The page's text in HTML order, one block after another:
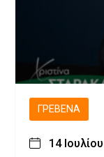
ΓΡΕΒΕΝΆ
14